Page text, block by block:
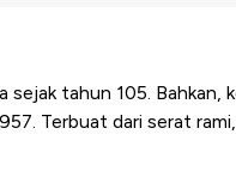
sejak tahun 105.
Terbuat dari serat